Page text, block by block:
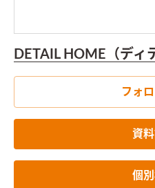
DETAIL HOME（ディ
フォ
資
個